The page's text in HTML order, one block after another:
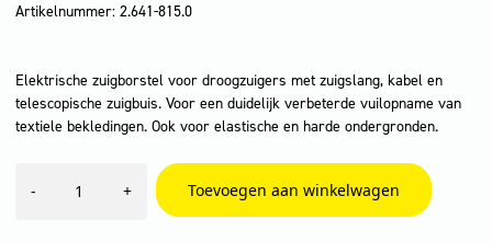
Artikelnummer: 2.641-815.0
Elektrische zuigborstel voor droogzuigers met zuigslang, kabel en
telescopische zuigbuis. Voor een duidelijk verbeterde vuilopname van
textiele bekledingen. Ook voor elastische en harde ondergronden.
-
ESB
+ Toevoegen aan winkelwagen